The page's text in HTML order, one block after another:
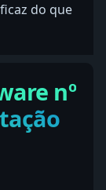
do que
nº